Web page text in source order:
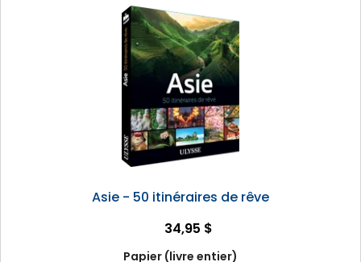
Asie - 50 itinéraires de rêve
34,95 $
Papier (livre entier)